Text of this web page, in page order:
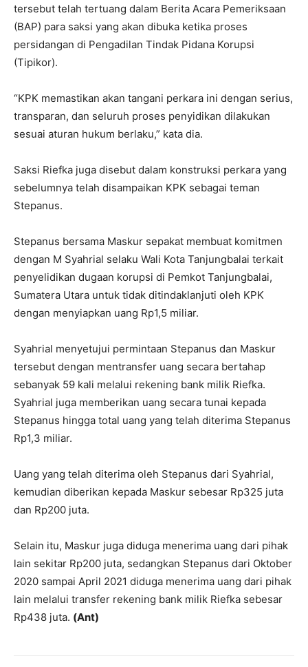
tersebut telah tertuang dalam Berita Acara Pemeriksaan
(BAP) para saksi yang akan dibuka ketika proses
persidangan di Pengadilan Tindak Pidana Korupsi
(Tipikor).
“KPK memastikan akan tangani perkara ini dengan serius,
transparan, dan seluruh proses penyidikan dilakukan
sesuai aturan hukum berlaku,” kata dia.
Saksi Riefka juga disebut dalam konstruksi perkara yang
sebelumnya telah disampaikan KPK sebagai teman
Stepanus.
Stepanus bersama Maskur sepakat membuat komitmen
dengan M Syahrial selaku Wali Kota Tanjungbalai terkait
penyelidikan dugaan korupsi di Pemkot Tanjungbalai,
Sumatera Utara untuk tidak ditindaklanjuti oleh KPK
dengan menyiapkan uang Rp1,5 miliar.
Syahrial menyetujui permintaan Stepanus dan Maskur
tersebut dengan mentransfer uang secara bertahap
sebanyak 59 kali melalui rekening bank milik Riefka.
Syahrial juga memberikan uang secara tunai kepada
Stepanus hingga total uang yang telah diterima Stepanus
Rp1,3 miliar.
Uang yang telah diterima oleh Stepanus dari Syahrial,
kemudian diberikan kepada Maskur sebesar Rp325 juta
dan Rp200 juta.
Selain itu, Maskur juga diduga menerima uang dari pihak
lain sekitar Rp200 juta, sedangkan Stepanus dari Oktober
2020 sampai April 2021 diduga menerima uang dari pihak
lain melalui transfer rekening bank milik Riefka sebesar
Rp438 juta. (Ant)